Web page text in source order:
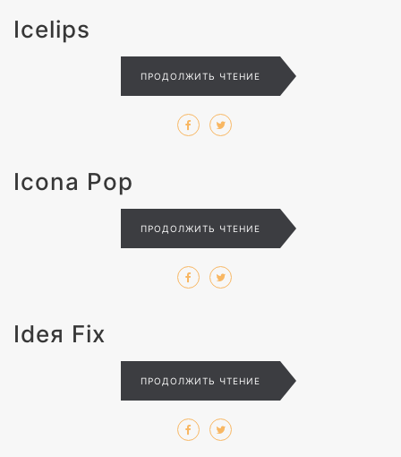
Icelips
ПРОДОЛЖИТЬ ЧТЕНИЕ
Icona Pop
ПРОДОЛЖИТЬ ЧТЕНИЕ
Ideя Fix
ПРОДОЛЖИТЬ ЧТЕНИЕ